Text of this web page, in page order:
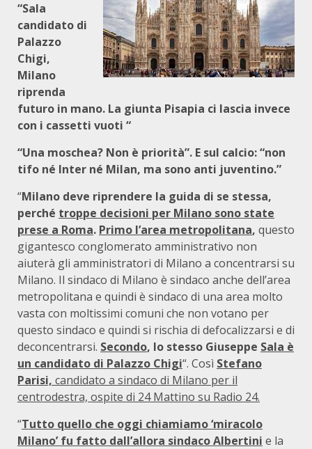
“Sala
candidato di
Palazzo
Chigi,
Milano
riprenda
futuro in mano. La giunta Pisapia ci lascia invece
con i cassetti vuoti “
“Una moschea? Non è priorità”. E sul calcio: “non
tifo né Inter né Milan, ma sono anti juventino.”
“Milano deve riprendere la guida di se stessa,
perché troppe decisioni per Milano sono state
prese a Roma. Primo l’area metropolitana, questo
gigantesco conglomerato amministrativo non
aiuterà gli amministratori di Milano a concentrarsi su
Milano. Il sindaco di Milano è sindaco anche dell’area
metropolitana e quindi è sindaco di una area molto
vasta con moltissimi comuni che non votano per
questo sindaco e quindi si rischia di defocalizzarsi e di
deconcentrarsi. Secondo, lo stesso Giuseppe Sala è
un candidato di Palazzo Chigi“. Così Stefano
Parisi, candidato a sindaco di Milano per il
centrodestra, ospite di 24 Mattino su Radio 24.
“Tutto quello che oggi chiamiamo ‘miracolo
Milano’ fu fatto dall’allora sindaco Albertini e la